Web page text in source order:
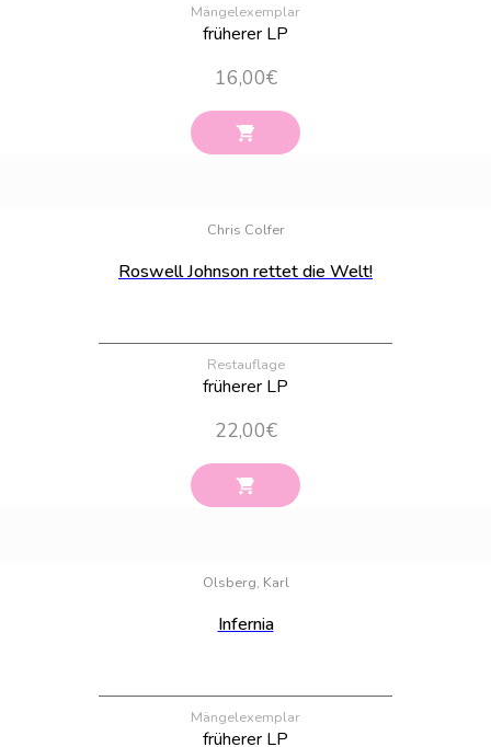
Mängelexemplar
früherer LP
16,00€
Chris Colfer
Roswell Johnson rettet die Welt!
Restauflage
früherer LP
22,00€
Olsberg, Karl
Infernia
Mängelexemplar
früherer LP